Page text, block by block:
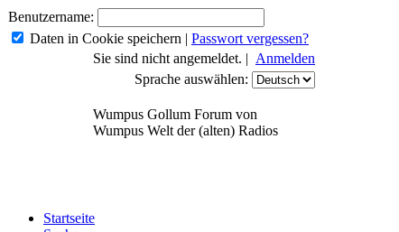
Benutzername:
Daten in Cookie speichern | Passwort vergessen?
Sie sind nicht angemeldet. | Anmelden
Sprache auswählen:
Wumpus Gollum Forum von
Wumpus Welt der (alten) Radios
Startseite